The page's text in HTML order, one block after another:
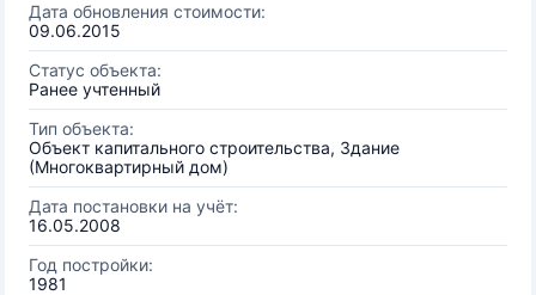
Дата обновления стоимости:
09.06.2015
Статус объекта:
Ранее учтенный
Тип объекта:
Объект капитального строительства, Здание
(Многоквартирный дом)
Дата постановки на учёт:
16.05.2008
Год постройки:
1981